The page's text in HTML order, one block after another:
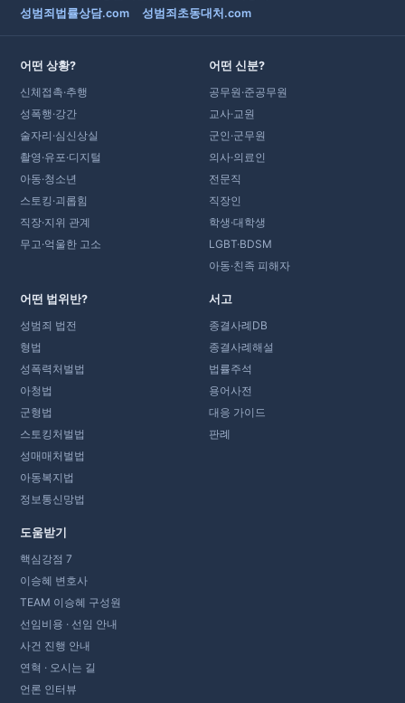
성범죄법률상담.com
성범죄초동대처.com
어떤 상황?
신체접촉·추행
성폭행·강간
술자리·심신상실
촬영·유포·디지털
아동·청소년
스토킹·괴롭힘
직장·지위 관계
무고·억울한 고소
어떤 신분?
공무원·준공무원
교사·교원
군인·군무원
의사·의료인
전문직
직장인
학생·대학생
LGBT·BDSM
아동·친족 피해자
어떤 법위반?
성범죄 법전
형법
성폭력처벌법
아청법
군형법
스토킹처벌법
성매매처벌법
아동복지법
정보통신망법
서고
종결사례DB
종결사례해설
법률주석
용어사전
대응 가이드
판례
도움받기
핵심강점 7
이승혜 변호사
TEAM 이승혜 구성원
선임비용 · 선임 안내
사건 진행 안내
연혁 · 오시는 길
언론 인터뷰